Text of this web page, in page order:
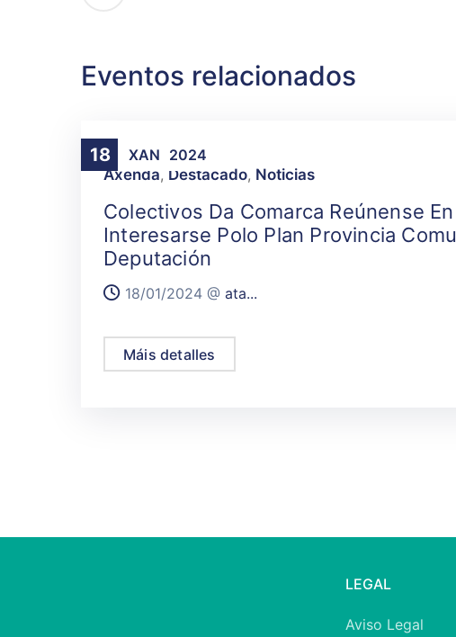
Eventos relacionados
18 XAN 2024
Axenda, Destacado, Noticias
Colectivos Da Comarca Reúnense
Interesarse Polo Plan Provincia
Deputación
18/01/2024 @ ata...
Máis detalles
LEGAL
Aviso Legal